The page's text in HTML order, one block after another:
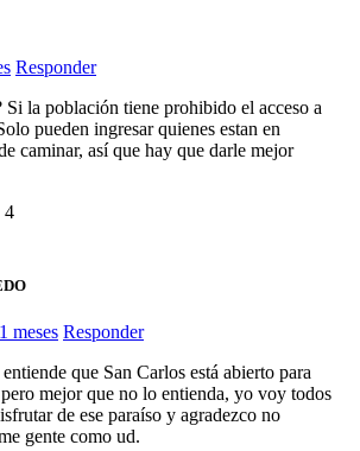
Responder
Si la población tiene prohibido el acceso a
pueden ingresar quienes estan en
caminar, así que hay que darle mejor
4
meses Responder
que San Carlos está abierto para
mejor que no lo entienda, yo voy todos
de ese paraíso y agradezco no
gente como ud.